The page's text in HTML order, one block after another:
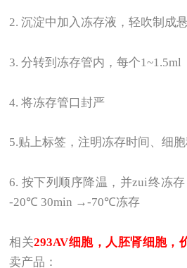
2.沉淀中加入冻存液，轻吹制成
3.分转到冻存管内，每个1~1.5ml
4.将冻存管口封严
5.贴上标签，注明冻存时间、细
6. 按下列顺序降温，并zui终冻
-20℃ 30min →-70℃冻存
相关293AV细胞，人胚肾细胞，
卖产品：